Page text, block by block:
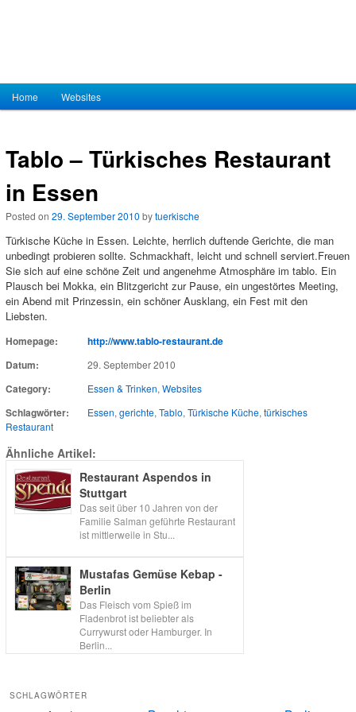
Hauptmenü
Zum Inhalt wechseln
Zum sekundären Inhalt wechseln
Home Websites
Tablo – Türkisches Restaurant
in Essen
Posted on 29. September 2010 bytuerkische
Türkische Küche in Essen. Leichte, herrlich duftende Gerichte, die man
unbedingt probieren sollte. Schmackhaft, leicht und schnell serviert.Freuen
Sie sich auf eine schöne Zeit und angenehme Atmosphäre im tablo. Ein
Plausch bei Mokka, ein Blitzgericht zur Pause, ein ungestörtes Meeting,
ein Abend mit Prinzessin, ein schöner Ausklang, ein Fest mit den
Liebsten.
Homepage:
http://www.tablo-restaurant.de
Datum:
29. September 2010
Category: Essen & Trinken, Websites
Schlagwörter: Essen, gerichte, Tablo, Türkische Küche, türkisches
Restaurant
Ähnliche Artikel:
Restaurant Aspendos in
Stuttgart
Das seit über 10 Jahren von der
Familie Salman geführte Restaurant
ist mittlerweile in Stu...
Mustafas Gemüse Kebap -
Berlin
Das Fleisch vom Spieß im
Fladenbrot ist beliebter als
Currywurst oder Hamburger. In
Berlin...
SCHLAGWÖRTER